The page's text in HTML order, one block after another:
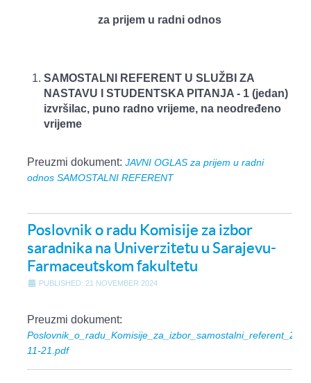
za prijem u radni odnos
SAMOSTALNI REFERENT U SLUŽBI ZA
NASTAVU I STUDENTSKA PITANJA - 1 (jedan)
izvršilac, puno radno vrijeme, na neodređeno
vrijeme
Preuzmi dokument: JAVNI OGLAS za prijem u radni
odnos SAMOSTALNI REFERENT
Poslovnik o radu Komisije za izbor
saradnika na Univerzitetu u Sarajevu-
Farmaceutskom fakultetu
PUBLISHED: 21 NOVEMBER 2024
Preuzmi dokument:
11-21.pdf